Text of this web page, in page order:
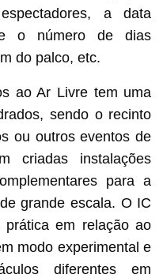
a data
o número de dias
do palco, etc.
ao Ar Livre tem uma
sendo o recinto
ou outros eventos de
criadas instalações
para a
grande escala. O IC
prática em relação ao
modo experimental e
diferentes em